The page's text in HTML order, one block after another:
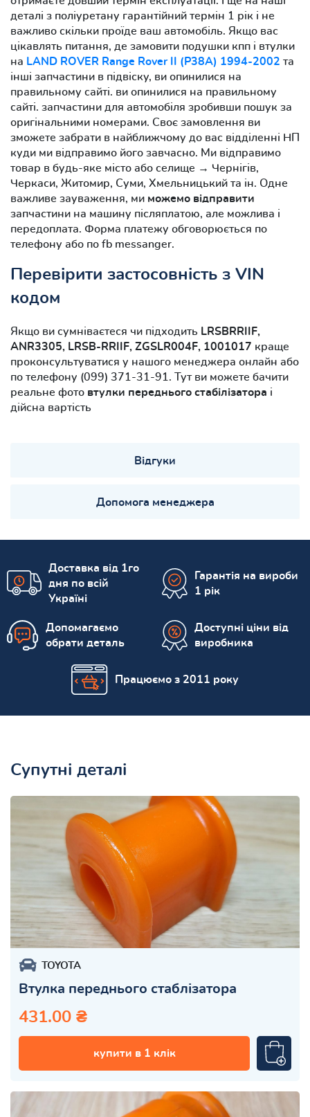
деталі з поліуретану гарантійний термін 1 рік і не
важливо скільки проїде ваш автомобіль. Якщо вас
цікавлять питання, де замовити подушки кпп і втулки
на LAND ROVER Range Rover II (P38A) 1994-2002 та
інші запчастини в підвіску, ви опинилися на
правильному сайті. ви опинилися на правильному
сайті. запчастини для автомобіля зробивши пошук за
оригінальними номерами. Своє замовлення ви
зможете забрати в найближчому до вас відділенні НП
куди ми відправимо його завчасно. Ми відправимо
товар в будь-яке місто або селище → Чернігів,
Черкаси, Житомир, Суми, Хмельницький та ін. Одне
важливе зауваження, ми можемо відправити
запчастини на машину післяплатою, але можлива і
передоплата. Форма платежу обговорюється по
телефону або по fb messanger.
Перевірити застосовність з VIN
кодом
Якщо ви сумніваєтеся чи підходить LRSBRRIIF,
ANR3305, LRSB-RRIIF, ZGSLR004F, 1001017 краще
проконсультуватися у нашого менеджера онлайн або
по телефону (099) 371-31-91. Тут ви можете бачити
реальне фото втулки переднього стабілізатора і
дійсна вартість
Відгуки
Допомога менеджера
Доставка від 1го
дня по всій
Україні
Гарантія на вироби
1 рік
Допомагаємо
обрати деталь
Доступні ціни від
виробника
Працюємо з 2011 року
Супутні деталі
TOYOTA
Втулка переднього стаблізатора
431.00 ₴
купити в 1 клік